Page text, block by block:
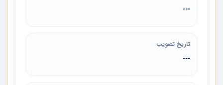
---
تاریخ تصویب
---